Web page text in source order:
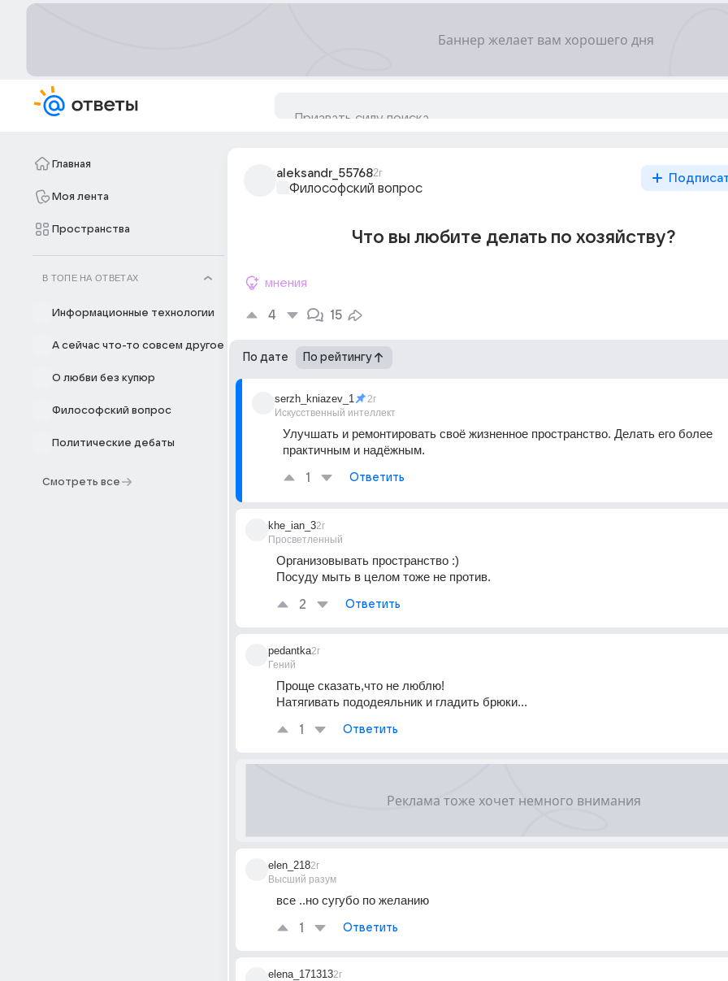
Главная
Моя лента
Пространства
В ТОПЕ НА ОТВЕТАХ
Информационные технологии
А сейчас что-то совсем другое
О любви без купюр
Философский вопрос
Политические дебаты
Смотреть все
aleksandr_557682г
Философский вопрос
Что вы любите делать по хозяйству?
мнения
4 15
По дате По рейтингу
serzh_kniazev_1
Искусственный интеллект
2г
Улучшать и ремонтировать своё жизненное пространство. Делать его более
практичным и надёжным.
1 Ответить
khe_ian_3
Просветленный
2г
Организовывать пространство :)
Посуду мыть в целом тоже не против.
2 Ответить
pedantka
Гений
2г
Проще сказать,что не люблю!
Натягивать пододеяльник и гладить брюки...
1 Ответить
elen_218
Высший разум
2г
все ..но сугубо по желанию
1 Ответить
elena_1713132г